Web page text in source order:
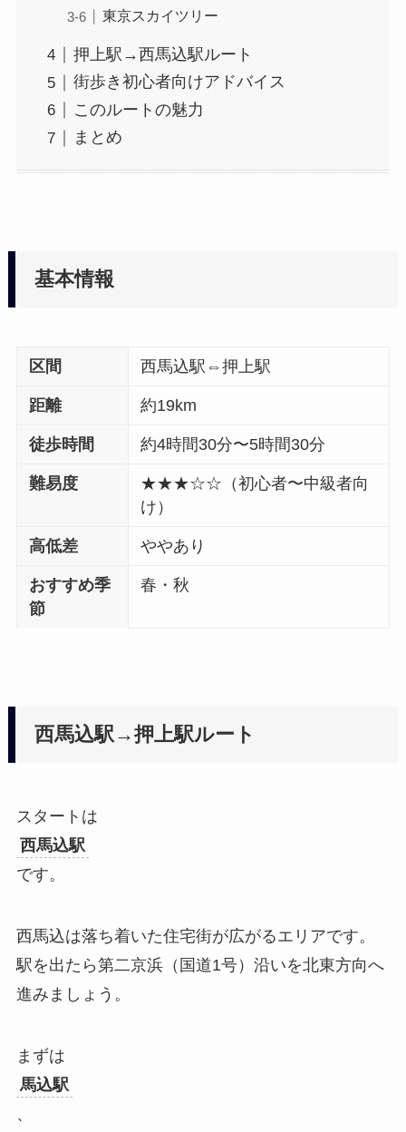
東京スカイツリー
押上駅→西馬込駅ルート
街歩き初心者向けアドバイス
このルートの魅力
まとめ
基本情報
区間 西馬込駅⇔押上駅
距離 約19km
徒歩時間 約4時間30分〜5時間30分
難易度
★★★☆☆（初心者〜中級者向
け）
高低差 ややあり
おすすめ季
節
春・秋
西馬込駅→押上駅ルート
スタートは
西馬込駅
です。
西馬込は落ち着いた住宅街が広がるエリアです。
駅を出たら第二京浜（国道1号）沿いを北東方向へ
進みましょう。
まずは
馬込駅
、